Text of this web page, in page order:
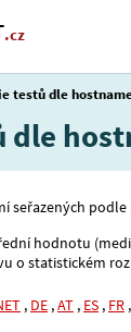
.cz
testů dle
dle
seřazených
hodnotu
o statistickém
, DE ,AT , ES , FR ,